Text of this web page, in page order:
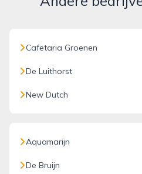
Cafetaria Groenen
De Luithorst
New Dutch
Aquamarijn
De Bruijn